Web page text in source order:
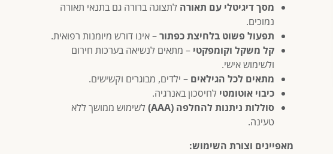
מסך דיגיטלי עם תאורה לתצוגה ברורה גם בתנאי תאורה
נמוכים.
תפעול פשוט בלחיצת כפתור– אינו דורש מיומנות רפואית.
קל משקל וקומפקטי – מתאים לנשיאה בערכות חירום
ולשימוש אישי.
מתאים לכל הגילאים – ילדים, מבוגרים וקשישים.
כיבוי אוטומטי לחיסכון באנרגיה.
סוללות ניתנות להחלפה (AAA)
לשימוש ממושך ללא
טעינה.
מאפיינים וצורת השימוש: